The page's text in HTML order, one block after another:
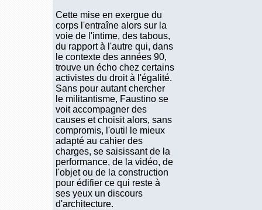
Cette mise en exergue du
corps l'entraîne alors sur la
voie de l'intime, des tabous,
du rapport à l'autre qui, dans
le contexte des années 90,
trouve un écho chez certains
activistes du droit à l'égalité.
Sans pour autant chercher
le militantisme, Faustino se
voit accompagner des
causes et choisit alors, sans
compromis, l'outil le mieux
adapté au cahier des
charges, se saisissant de la
performance, de la vidéo, de
l'objet ou de la construction
pour édifier ce qui reste à
ses yeux un discours
d'architecture.